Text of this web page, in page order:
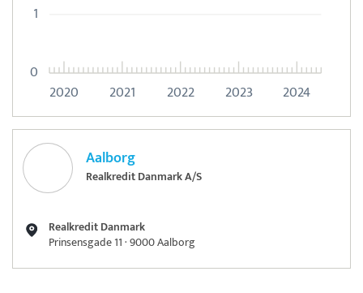
2020 2021 2022 2023 2024
0
1
Aalborg
Realkredit Danmark A/S
Realkredit Danmark
Prinsensgade 11 · 9000 Aalborg